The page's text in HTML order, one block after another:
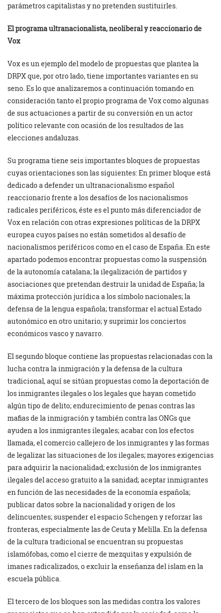
parámetros capitalistas y no pretenden sustituirles.
El programa ultranacionalista, neoliberal y reaccionario de
Vox
Vox es un ejemplo del modelo de propuestas que plantea la
DRPX que, por otro lado, tiene importantes variantes en su
seno. Es lo que analizaremos a continuación tomando en
consideración tanto el propio programa de Vox como algunas
de sus actuaciones a partir de su conversión en un actor
político relevante con ocasión de los resultados de las
elecciones andaluzas.
Su programa tiene seis importantes bloques de propuestas
cuyas orientaciones son las siguientes: En primer bloque está
dedicado a defender un ultranacionalismo español
reaccionario frente a los desafíos de los nacionalismos
radicales periféricos, éste es el punto más diferenciador de
Vox en relación con otras expresiones políticas de la DRPX
europea cuyos países no están sometidos al desafío de
nacionalismos periféricos como en el caso de España. En este
apartado podemos encontrar propuestas como la suspensión
de la autonomía catalana; la ilegalización de partidos y
asociaciones que pretendan destruir la unidad de España; la
máxima protección jurídica a los símbolo nacionales; la
defensa de la lengua española; transformar el actual Estado
autonómico en otro unitario; y suprimir los conciertos
económicos vasco y navarro.
El segundo bloque contiene las propuestas relacionadas con la
lucha contra la inmigración y la defensa de la cultura
tradicional, aquí se sitúan propuestas como la deportación de
los inmigrantes ilegales o los legales que hayan cometido
algún tipo de delito; endurecimiento de penas contras las
mafias de la inmigración y también contra las ONGs que
ayuden a los inmigrantes ilegales; acabar con los efectos
llamada, el comercio callejero de los inmigrantes y las formas
de legalizar las situaciones de los ilegales; mayores exigencias
para adquirir la nacionalidad; exclusión de los inmigrantes
ilegales del acceso gratuito a la sanidad; aceptar inmigrantes
en función de las necesidades de la economía española;
publicar datos sobre la nacionalidad y origen de los
delincuentes; suspender el espacio Schengen y reforzar las
fronteras, especialmente las de Ceuta y Melilla. En la defensa
de la cultura tradicional se encuentran su propuestas
islamófobas, como el cierre de mezquitas y expulsión de
imanes radicalizados, o excluir la enseñanza del islam en la
escuela pública.
El tercero de los bloques son las medidas contra los valores